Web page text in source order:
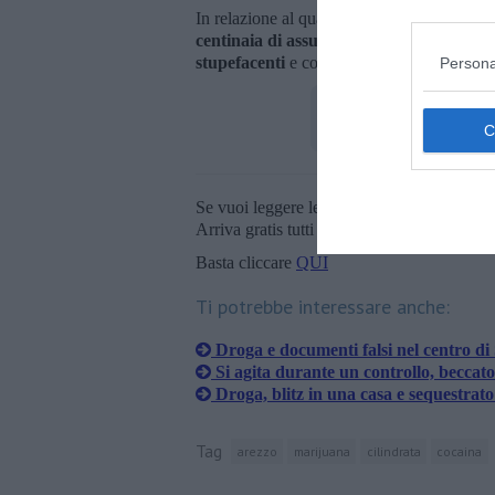
In relazione al quantitativo, gli
centinaia di assuntori aretini.
stupefacenti e condotti, su disposizione
Se vuoi leggere le notizie principali della
Arriva gratis tutti i giorni alle 20:00
Basta cliccare QUI
Ti potrebbe interessare anche:
Droga e documenti falsi nel centro di
Si agita durante un controllo,
Droga, blitz in una casa e
Tag arezzo marijuana cilindrata cocaina